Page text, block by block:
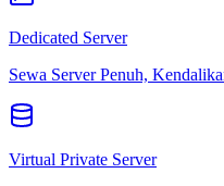
Dedicated Server
Sewa Server Penuh,
Virtual Private Server